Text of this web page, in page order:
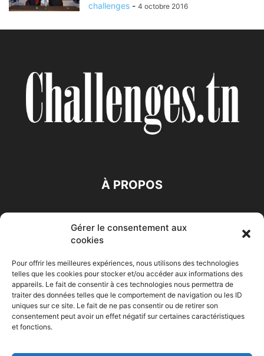
Gérer le consentement aux
cookies
Pour offrir les meilleures expériences, nous utilisons des technologies
telles que les cookies pour stocker et/ou accéder aux informations des
appareils. Le fait de consentir à ces technologies nous permettra de
traiter des données telles que le comportement de navigation ou les ID
uniques sur ce site. Le fait de ne pas consentir ou de retirer son
consentement peut avoir un effet négatif sur certaines caractéristiques
et fonctions.
challenges - 4 octobre 2016
À PROPOS
Accueil Economie Entreprises Entrepreneur
Maghreb